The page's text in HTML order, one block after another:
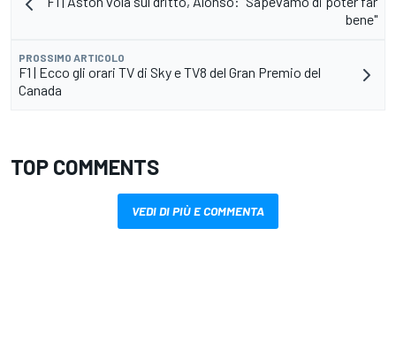
bene"
PROSSIMO ARTICOLO
F1 | Ecco gli orari TV di Sky e TV8 del Gran Premio del
Canada
TOP COMMENTS
VEDI DI PIÙ E COMMENTA